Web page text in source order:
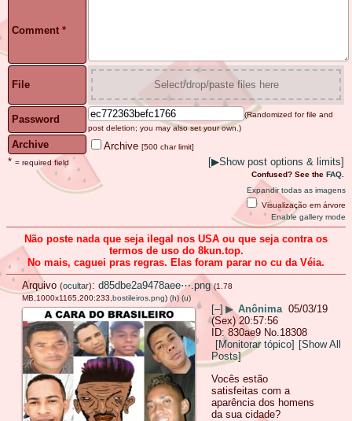
Comment *
File Select/drop/paste files here
Password
(Randomized for file and
post deletion; you may also set your own.)
Archive Archive [500 char limit]
* = required field [▶Show post options & limits]
Confused? See the FAQ
Expandir todas as imagens
Visualização em árvore
Enable gallery mode
Não poste nada que seja ilegal nos USA ou que seja contra os
termos de uso do 8kun.top.
No mais, caguei pras regras. Elas foram parar no cu da Véia.
Arquivo (ocultar): d85dbe2a9478aee⋯.png (1.78
MB,1000x1165,200:233,bostileiros.png) (h) (u)
[–] ▶ Anônima 05/03/19
(Sex) 20:57:56
830ae9 No.18308
[Monitorar tópico] [Show All
Posts]
Vocês estão
satisfeitas com a
aparência dos homens
da sua cidade?